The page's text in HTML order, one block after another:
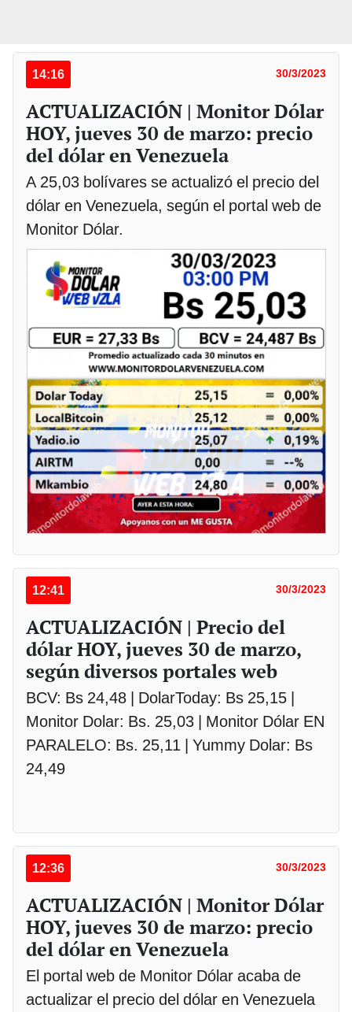
14:16 30/3/2023
ACTUALIZACIÓN | Monitor Dólar
HOY, jueves 30 de marzo: precio
del dólar en Venezuela
A 25,03 bolívares se actualizó el precio del
dólar en Venezuela, según el portal web de
Monitor Dólar.
12:41 30/3/2023
ACTUALIZACIÓN | Precio del
dólar HOY, jueves 30 de marzo,
según diversos portales web
BCV: Bs 24,48 | DolarToday: Bs 25,15 |
Monitor Dolar: Bs. 25,03 | Monitor Dólar EN
PARALELO: Bs. 25,11 | Yummy Dolar: Bs
24,49
12:36 30/3/2023
ACTUALIZACIÓN | Monitor Dólar
HOY, jueves 30 de marzo: precio
del dólar en Venezuela
El portal web de Monitor Dólar acaba de
actualizar el precio del dólar en Venezuela